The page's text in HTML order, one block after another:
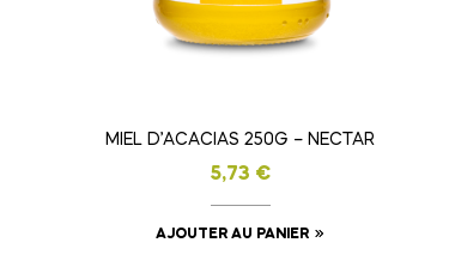
MIEL D’ACACIAS 250G – NECTAR
5,73 €
AJOUTER AU PANIER